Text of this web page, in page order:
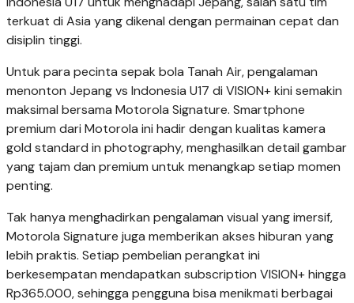
terkuat di Asia yang dikenal dengan permainan cepat dan
disiplin tinggi.
Untuk para pecinta sepak bola Tanah Air, pengalaman
menonton Jepang vs Indonesia U17 di VISION+ kini semakin
maksimal bersama Motorola Signature. Smartphone
premium dari Motorola ini hadir dengan kualitas kamera
gold standard in photography, menghasilkan detail gambar
yang tajam dan premium untuk menangkap setiap momen
penting.
Tak hanya menghadirkan pengalaman visual yang imersif,
Motorola Signature juga memberikan akses hiburan yang
lebih praktis. Setiap pembelian perangkat ini
berkesempatan mendapatkan subscription VISION+ hingga
Rp365.000, sehingga pengguna bisa menikmati berbagai